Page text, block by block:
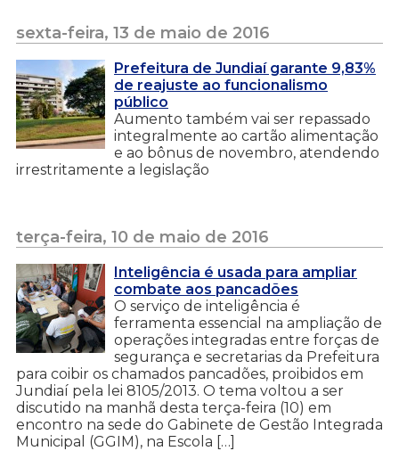
sexta-feira, 13 de maio de 2016
Prefeitura de Jundiaí garante 9,83%
de reajuste ao funcionalismo
público
Aumento também vai ser repassado
integralmente ao cartão alimentação
e ao bônus de novembro, atendendo
irrestritamente a legislação
terça-feira, 10 de maio de 2016
Inteligência é usada para ampliar
combate aos pancadões
O serviço de inteligência é
ferramenta essencial na ampliação de
operações integradas entre forças de
segurança e secretarias da Prefeitura
para coibir os chamados pancadões, proibidos em
Jundiaí pela lei 8105/2013. O tema voltou a ser
discutido na manhã desta terça-feira (10) em
encontro na sede do Gabinete de Gestão Integrada
Municipal (GGIM), na Escola […]